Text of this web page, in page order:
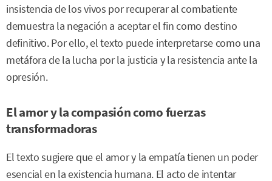
insistencia de los vivos por recuperar al combatiente
demuestra la negación a aceptar el fin como destino
definitivo. Por ello, el texto puede interpretarse como una
metáfora de la lucha por la justicia y la resistencia ante la
opresión.
El amor y la compasión como fuerzas
transformadoras
El texto sugiere que el amor y la empatía tienen un poder
esencial en la existencia humana. El acto de intentar